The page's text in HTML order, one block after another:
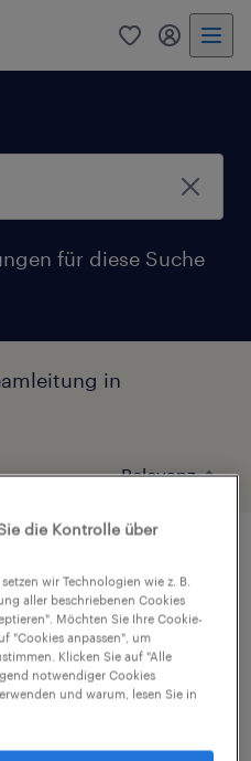
0 Mein
für diese Suche
in
(m/w/d)
die Kontrolle über
wir Technologien wie z. B.
aller beschriebenen Cookies
Möchten Sie Ihre Cookie-
"Cookies anpassen", um
Klicken Sie auf "Alle
notwendiger Cookies
und warum, lesen Sie in